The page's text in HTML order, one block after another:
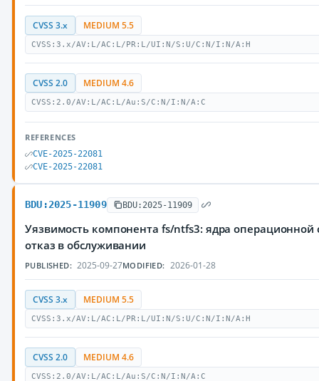
CVSS 3.x MEDIUM 5.5
CVSS:3.x/AV:L/AC:L/PR:L/UI:N/S:U/C:N/I:N/A:H
CVSS 2.0 MEDIUM 4.6
CVSS:2.0/AV:L/AC:L/Au:S/C:N/I:N/A:C
REFERENCES
CVE-2025-22081
CVE-2025-22081
BDU:2025-11909 BDU:2025-11909
Уязвимость компонента fs/ntfs3: ядра
отказ в обслуживании
PUBLISHED: 2025-09-27MODIFIED: 2026-01-28
CVSS 3.x MEDIUM 5.5
CVSS:3.x/AV:L/AC:L/PR:L/UI:N/S:U/C:N/I:N/A:H
CVSS 2.0 MEDIUM 4.6
CVSS:2.0/AV:L/AC:L/Au:S/C:N/I:N/A:C